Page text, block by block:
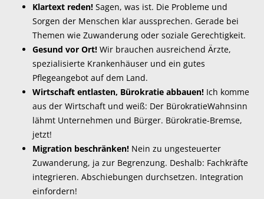
Klartext reden! Sagen, was ist. Die Probleme und
Sorgen der Menschen klar aussprechen. Gerade bei
Themen wie Zuwanderung oder soziale Gerechtigkeit.
Gesund vor Ort! Wir brauchen ausreichend Ärzte,
spezialisierte Krankenhäuser und ein gutes
Pflegeangebot auf dem Land.
Wirtschaft entlasten, Bürokratie abbauen! Ich komme
aus der Wirtschaft und weiß: Der BürokratieWahnsinn
lähmt Unternehmen und Bürger. Bürokratie-Bremse,
jetzt!
Migration beschränken! Nein zu ungesteuerter
Zuwanderung, ja zur Begrenzung. Deshalb: Fachkräfte
integrieren. Abschiebungen durchsetzen. Integration
einfordern!